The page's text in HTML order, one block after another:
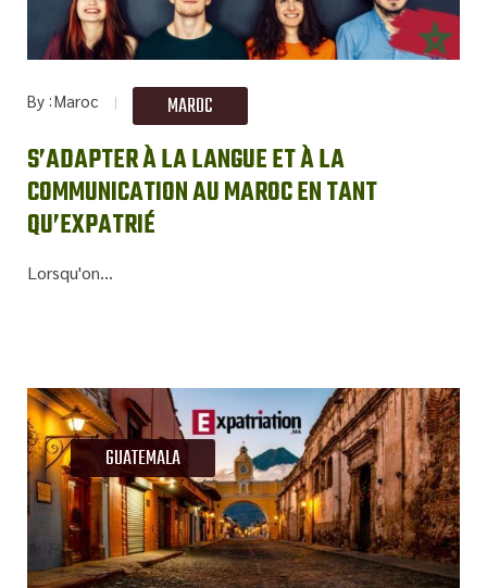
By Maroc MAROC
S’ADAPTER À LA LANGUE ET À LA
COMMUNICATION AU MAROC EN TANT
QU’EXPATRIÉ
Lorsqu'on...
GUATEMALA